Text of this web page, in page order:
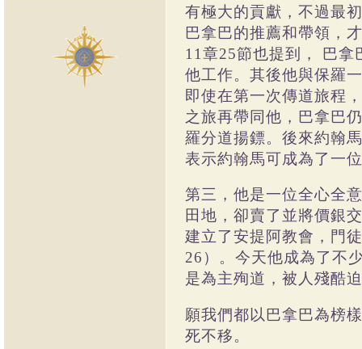
有極大的貢獻，不過最
巴拿巴的推薦和帶領，
11 章25節也提到，
巴拿
他工作。其後他與保羅
即使在第一次傳道旅程
之旅再帶同他，巴拿巴
羅分道揚鏢。後來約翰
表示約翰馬可成為了一
第三，他是一位全心全
田地，卻賣了並將價銀
建立了安提阿教會，門
26 ）。今天他成為了不
是為主殉道，被人殘酷
願我們都以巴拿巴為榜
死不移。